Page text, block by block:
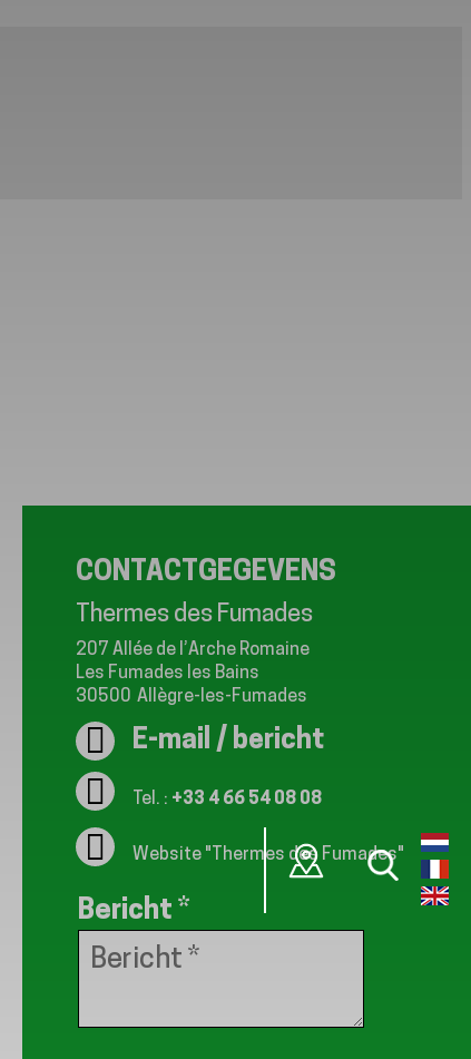
CONTACTGEGEVENS
Thermes des Fumades
207 Allée de l’Arche Romaine
Les Fumades les Bains
30500 Allègre-les-Fumades
E-mail / bericht
Tel. : +33 4 66 54 08 08
Website "Thermes des Fumades"
Bericht *